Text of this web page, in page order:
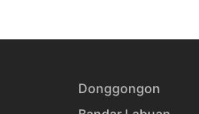
Donggongon